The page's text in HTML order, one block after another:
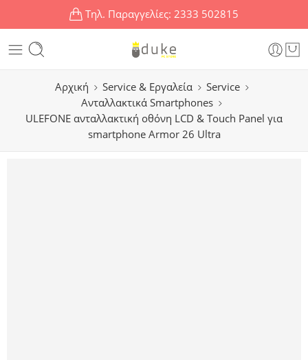
Τηλ. Παραγγελίες: 2333 502815
Αρχική Service & Εργαλεία
Service
Ανταλλακτικά Smartphones
ULEFONE ανταλλακτική οθόνη LCD & Touch Panel για
smartphone Armor 26 Ultra